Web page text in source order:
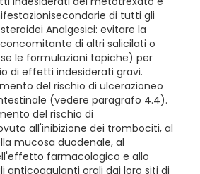
di tutti gli
Analgesici: evitare la
di altri salicilati o
le formulazioni topiche) per
di effetti indesiderati gravi.
del rischio di ulcerazioneo
(vedere paragrafo 4.4).
del rischio di
all'inibizione dei trombociti, al
mucosa duodenale, al
farmacologico e allo
anticoagulanti orali dai loro siti di